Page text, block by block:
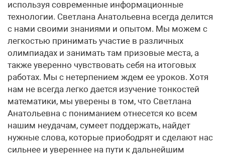
используя современные информационные
технологии. Светлана Анатольевна всегда делится
с нами своими знаниями и опытом. Мы можем с
легкостью принимать участие в различных
олимпиадах и занимать там призовые места, а
также уверенно чувствовать себя на итоговых
работах. Мы с нетерпением ждем ее уроков. Хотя
нам не всегда легко дается изучение тонкостей
математики, мы уверены в том, что Светлана
Анатольевна с пониманием отнесется ко всем
нашим неудачам, сумеет поддержать, найдет
нужные слова, которые приободрят и сделают нас
сильнее и увереннее на пути к дальнейшим